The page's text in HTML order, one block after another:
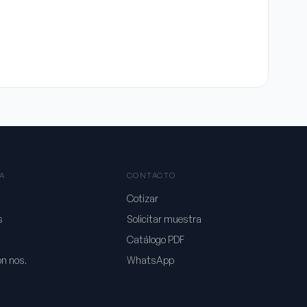
nos.
CONTACTO
Cotizar
Solicitar muestra
Catálogo PDF
WhatsApp